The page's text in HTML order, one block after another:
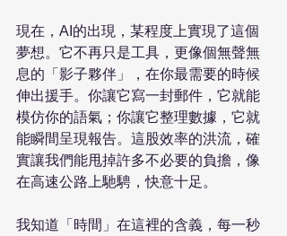
現在，AI的出現，某程度上實現了這個
夢想。它不再只是工具，更像個無聲無
息的「影子夥伴」，在你最需要的時候
伸出援手。你讓它寫一封郵件，它就能
模仿你的語氣；你讓它整理數據，它就
能瞬間呈現報告。這股效率的洪流，確
實讓我們能甩掉許多不必要的負擔，像
在高速公路上馳騁，快意十足。
我知道「時間」在這裡的含義，每一秒